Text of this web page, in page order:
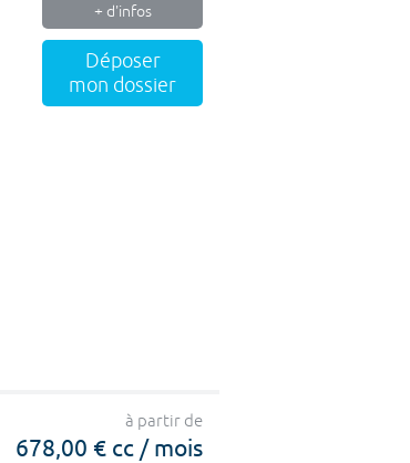
+ d'infos
Déposer
mon dossier
à partir de
678,00 € cc / mois